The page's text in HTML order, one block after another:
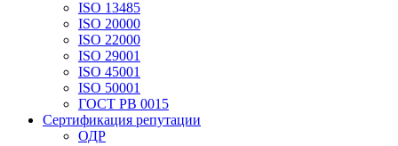
ISO 13485
ISO 20000
ISO 22000
ISO 29001
ISO 45001
ISO 50001
ГОСТ РВ 0015
Сертификация репутации
ОДР